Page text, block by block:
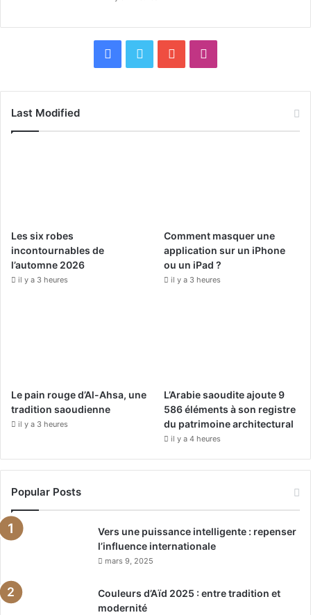
a
m
Last Modified
Les six robes
incontournables de
l’automne 2026
il y a 3 heures
Comment masquer une
application sur un iPhone
ou un iPad ?
il y a 3 heures
Le pain rouge d’Al-Ahsa, une
tradition saoudienne
il y a 3 heures
L’Arabie saoudite ajoute 9
586 éléments à son registre
du patrimoine architectural
il y a 4 heures
Popular Posts
Vers une puissance intelligente : repenser
l’influence internationale
mars 9, 2025
Couleurs d’Aïd 2025 : entre tradition et
modernité